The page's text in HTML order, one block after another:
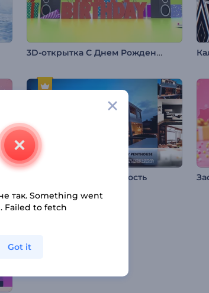
3D-открытка С Днем Рождения
Слайд-шоу: Недвижимость
так. Something went
Failed to fetch
Got it